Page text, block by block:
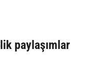
paylaşımlar